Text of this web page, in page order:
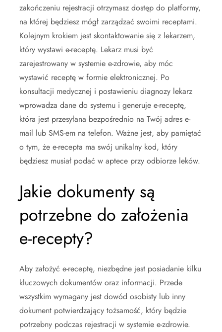
zakończeniu rejestracji otrzymasz dostęp do platformy,
na której będziesz mógł zarządzać swoimi receptami.
Kolejnym krokiem jest skontaktowanie się z lekarzem,
który wystawi e-receptę. Lekarz musi być
zarejestrowany w systemie e-zdrowie, aby móc
wystawić receptę w formie elektronicznej. Po
konsultacji medycznej i postawieniu diagnozy lekarz
wprowadza dane do systemu i generuje e-receptę,
która jest przesyłana bezpośrednio na Twój adres e-
mail lub SMS-em na telefon. Ważne jest, aby pamiętać
o tym, że e-recepta ma swój unikalny kod, który
będziesz musiał podać w aptece przy odbiorze leków.
Jakie dokumenty są
potrzebne do założenia
e-recepty?
Aby założyć e-receptę, niezbędne jest posiadanie kilku
kluczowych dokumentów oraz informacji. Przede
wszystkim wymagany jest dowód osobisty lub inny
dokument potwierdzający tożsamość, który będzie
potrzebny podczas rejestracji w systemie e-zdrowie.